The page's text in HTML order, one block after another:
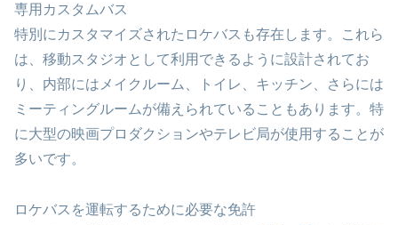
専用カスタムバス
特別にカスタマイズされたロケバスも存在します。これら
は、移動スタジオとして利用できるように設計されてお
り、内部にはメイクルーム、トイレ、キッチン、さらには
ミーティングルームが備えられていることもあります。特
に大型の映画プロダクションやテレビ局が使用することが
多いです。
ロケバスを運転するために必要な免許